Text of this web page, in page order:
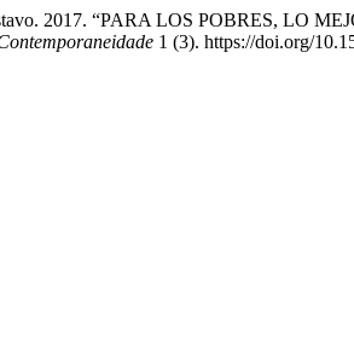
2017. “PARA LOS POBRES, LO
1 (3). https://doi.org/